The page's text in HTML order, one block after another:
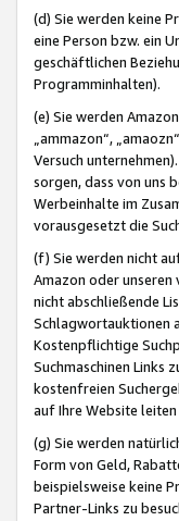
(d) Sie werden keine
eine Person bzw. ein
geschäftlichen
Programminhalten).
(e) Sie werden
„ammazon“,
Versuch
sorgen, dass von uns
Werbeinhalte im
vorausgesetzt die
(f) Sie werden nicht
Amazon oder
nicht abschließende
Schlagwortauktionen
Kostenpflichtige
Suchmaschinen Links
kostenfreien
auf Ihre Website
(g) Sie werden
Form von Geld,
beispielsweise keine
Partner-Links zu